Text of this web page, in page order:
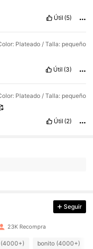
Útil (5)
Plateado / Talla: pequeño
Útil (3)
Plateado / Talla: pequeño
Útil (2)
Seguir
23K Recompra
(4000+) bonito (4000+)